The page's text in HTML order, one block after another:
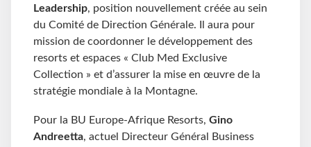
Leadership, position nouvellement créée au sein
du Comité de Direction Générale. Il aura pour
mission de coordonner le développement des
resorts et espaces « Club Med Exclusive
Collection » et d’assurer la mise en œuvre de la
stratégie mondiale à la Montagne.
Pour la BU Europe-Afrique Resorts, Gino
Andreetta, actuel Directeur Général Business